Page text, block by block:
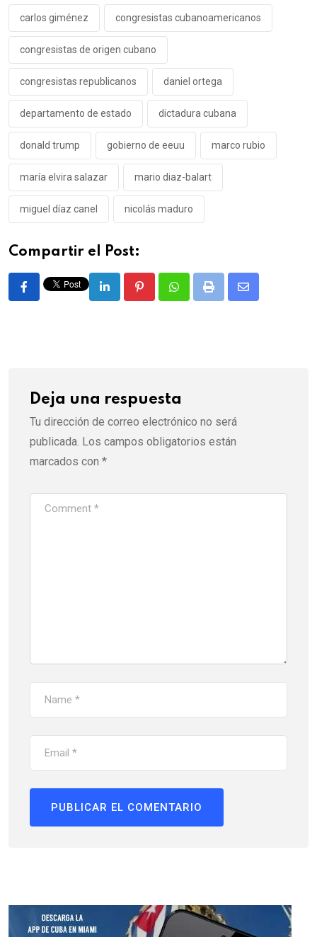
carlos giménez congresistas cubanoamericanos
congresistas de origen cubano
congresistas republicanos daniel ortega
departamento de estado dictadura cubana
donald trump gobierno de eeuu marco rubio
maría elvira salazar mario diaz-balart
miguel díaz canel nicolás maduro
Compartir el Post:
LinkedIn PinterestWhatsappPrint
Share
Deja una respuesta
Tu dirección de correo electrónico no será
publicada. Los campos obligatorios están
marcados con *